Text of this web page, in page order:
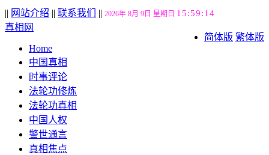
|| 网站介绍 || 联系我们 || 2026年 8月 9日 星期日 15:59:15
简体版 繁体版
真相网
Home
中国真相
时事评论
法轮功修炼
法轮功真相
中国人权
警世通言
真相焦点